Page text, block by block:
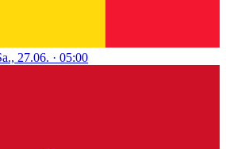
27.06. · 05:00